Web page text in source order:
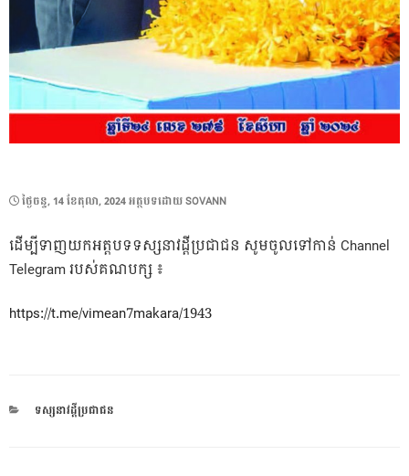
POSTED
ថ្ងៃ​ចន្ទ, 14 ខែ​តុលា, 2024អត្ថបទដោយSOVANN
ដើម្បីទាញយកអត្តបទទស្សនាវដ្តីប្រជាជន សូមចូលទៅកាន់ Channel
Telegram​ របស់គណបក្ស ៖
https://t.me/vimean7makara/1943
CATEGORIES
ទស្សនាវដ្តីប្រជាជន